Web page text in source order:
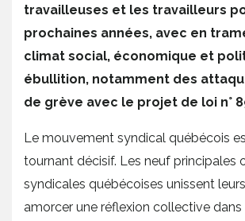
travailleuses et les travailleurs
prochaines années, avec en
climat social, économique et
ébullition, notamment des
de grève avec le projet de loi n°
Le mouvement syndical québécois
tournant décisif. Les neuf principales
syndicales québécoises unissent
amorcer une réflexion collective dans